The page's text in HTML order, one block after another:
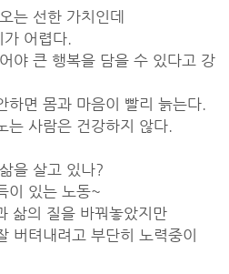
는 선한 가치인데
가 어렵다.
야 큰 행복을 담을 수 있다고 강
하면 몸과 마음이 빨리 늙는다.
는 사람은 건강하지 않다.
을 살고 있나?
이 있는 노동~
삶의 질을 바꿔놓았지만
버텨내려고 부단히 노력중이